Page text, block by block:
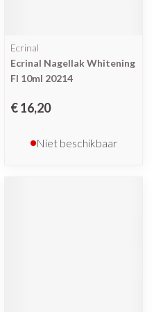
Ecrinal
Ecrinal Nagellak Whitening
Fl 10ml 20214
€ 16,20
Niet beschikbaar